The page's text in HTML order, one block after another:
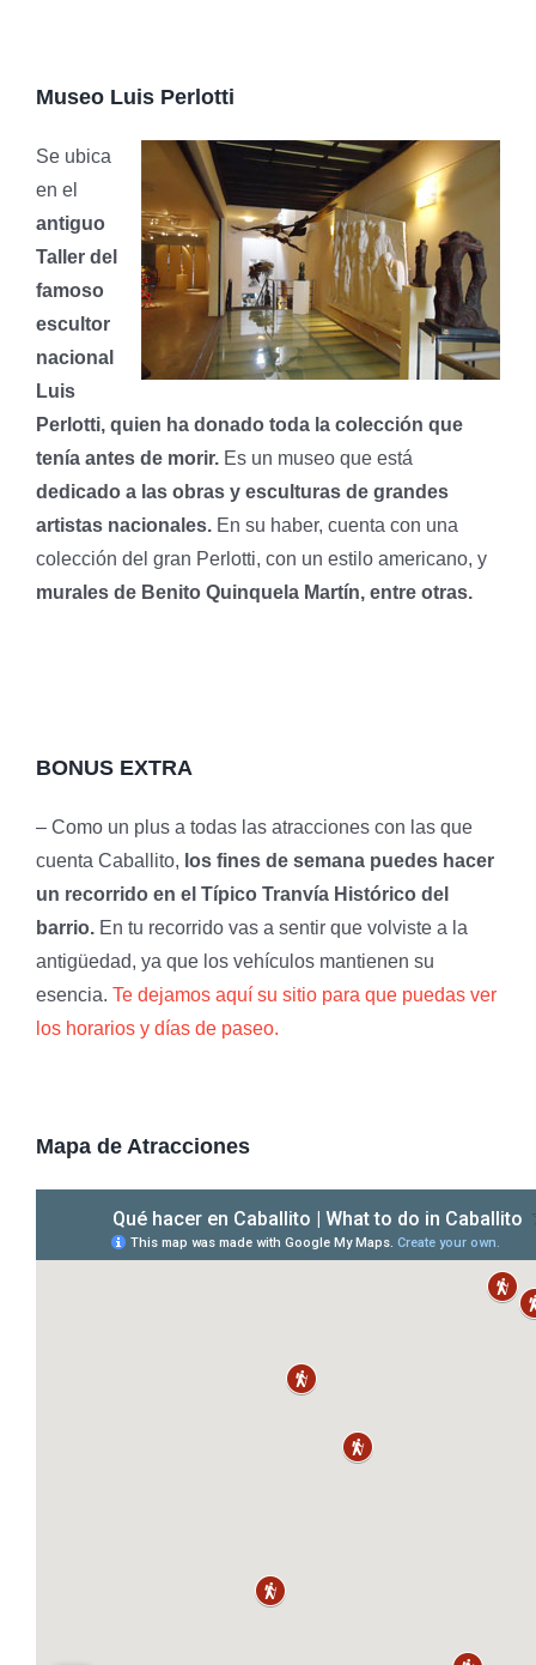
Museo Luis Perlotti
Se ubica
en el
antiguo
Taller del
famoso
escultor
nacional
Luis
Perlotti, quien ha donado toda la colección que
tenía antes de morir. Es un museo que está
dedicado a las obras y esculturas de grandes
artistas nacionales. En su haber, cuenta con una
colección del gran Perlotti, con un estilo americano, y
murales de Benito Quinquela Martín, entre otras.
BONUS EXTRA
– Como un plus a todas las atracciones con las que
cuenta Caballito, los fines de semana puedes hacer
un recorrido en el Típico Tranvía Histórico del
barrio. En tu recorrido vas a sentir que volviste a la
antigüedad, ya que los vehículos mantienen su
esencia. Te dejamos aquí su sitio para que puedas ver
los horarios y días de paseo.
Mapa de Atracciones